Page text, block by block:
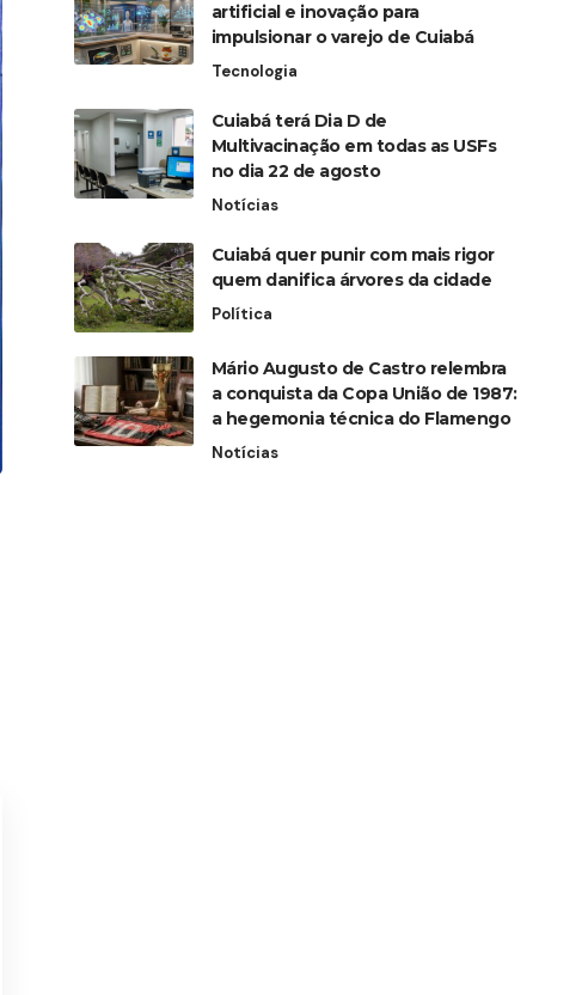
artificial e inovação para
impulsionar o varejo de Cuiabá
Tecnologia
Cuiabá terá Dia D de
Multivacinação em todas as USFs
no dia 22 de agosto
Notícias
Cuiabá quer punir com mais rigor
quem danifica árvores da cidade
Política
Mário Augusto de Castro relembra
a conquista da Copa União de 1987:
a hegemonia técnica do Flamengo
Notícias